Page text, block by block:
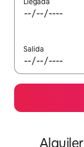
Salida